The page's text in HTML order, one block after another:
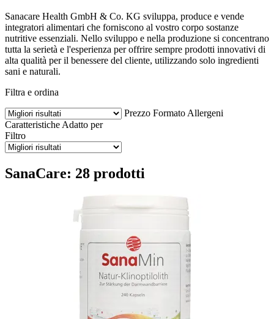
Sanacare Health GmbH & Co. KG sviluppa, produce e vende
integratori alimentari che forniscono al vostro corpo sostanze
nutritive essenziali. Nello sviluppo e nella produzione si concentrano
tutta la serietà e l'esperienza per offrire sempre prodotti innovativi di
alta qualità per il benessere del cliente, utilizzando solo ingredienti
sani e naturali.
Filtra e ordina
Prezzo Formato Allergeni
Caratteristiche Adatto per
Filtro
SanaCare: 28 prodotti